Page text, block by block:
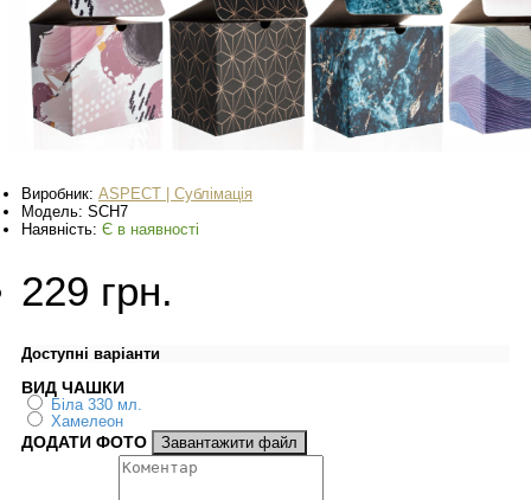
Виробник: ASPECT | Сублімація
Модель: SCH7
Наявність: Є в наявності
229 грн.
Доступні варіанти
ВИД ЧАШКИ
Біла 330 мл.
Хамелеон
ДОДАТИ ФОТО Завантажити файл